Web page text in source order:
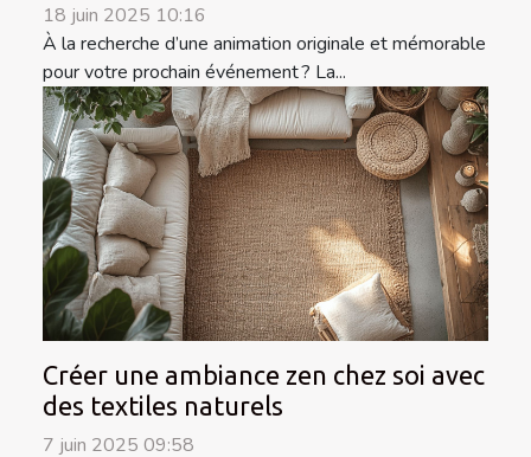
18 juin 2025 10:16
À la recherche d’une animation originale et mémorable
pour votre prochain événement ? La...
Créer une ambiance zen chez soi avec
des textiles naturels
7 juin 2025 09:58